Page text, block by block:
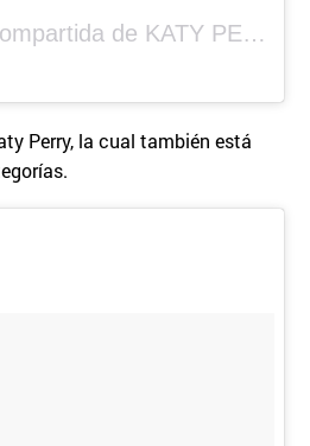
Una publicación compartida de KATY PERRY (@katyperry) el
Perry, la cual también está